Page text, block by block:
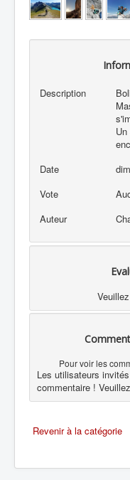
Description
Date
Vote
Auteur
Pour voir les
Les utilisateurs
commentaire !
Revenir à la catégorie